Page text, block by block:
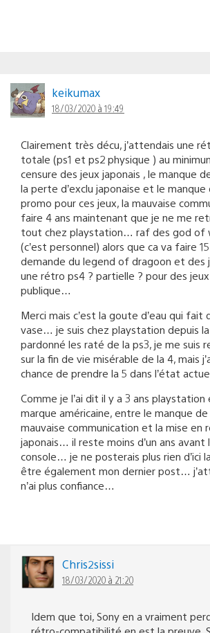
keikumax
18/03/2020 à 19:49
Clairement très décu, j’attendais une
totale (ps1 et ps2 physique ) au
censure des jeux japonais , le manque
la perte d’exclu japonaise et le
promo pour ces jeux, la mauvaise
faire 4 ans maintenant que je ne me
tout chez playstation… raf des god of
(c’est personnel) alors que ca va faire 15
demande du legend of dragoon et des
une rétro ps4 ? partielle ? pour des
publique…
Merci mais c’est la goute d’eau qui fait
vase… je suis chez playstation depuis la
pardonné les raté de la ps3, je me suis
sur la fin de vie misérable de la 4, mais
chance de prendre la 5 dans l’état
Comme je l’ai dit il y a 3 ans
marque américaine, entre le manque
mauvaise communication et la mise en
japonais… il reste moins d’un ans avant
console… je ne posterais plus rien d’ici
être également mon dernier post…
n’ai plus confiance…
Chris2sissi
18/03/2020 à 21:20
Idem que toi, Sony en a vraiment